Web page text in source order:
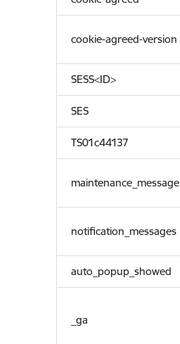
cookie-agreed-version
SESS<ID>
SES
TS01c44137
maintenance_message
notification_messages
auto_popup_showed
_ga